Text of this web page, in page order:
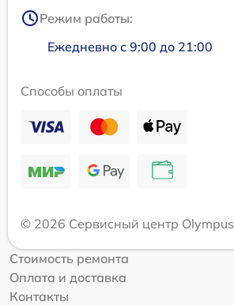
Режим работы:
Ежедневно с 9:00 до 21:00
Способы оплаты
© 2026 Сервисный центр Olympus
Стоимость ремонта
Оплата и доставка
Контакты